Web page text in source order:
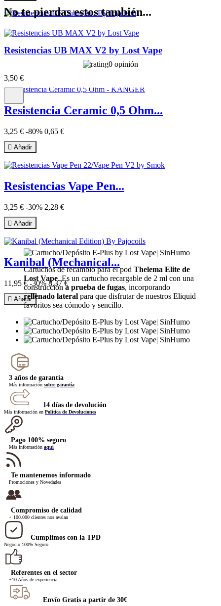
Resistencias BF Cubis/Aio...
2,30 € -30% 1,61 €
Resistencia Ceramic 0,5 Ohm...
3,25 € -80% 0,65 €
 Añadir
Resistencias Vape Pen...
3,25 € -30% 2,28 €
 Añadir
Kanibal (Mechanical...
11,95 € -30% 8,37 €
 Añadir
No te pierdas estos también...
Resistencias UB MAX V2 by Lost Vape
0 opinión
3,50 €
Cartuchos de recambio para el pod Thelema Elite de
Lost Vape. Es un cartucho recargable de 2 ml con una
construccióna prueba de fugas, incorporando
rellenado lateral para que disfrutar de nuestros Eliquid
favoritos sea cómodo y sencillo.
3 años de garantía
Más información sobre garantía
14 días de devolución
Más información en Política de Devoluciones
Pago 100% seguro
Más información aquí
Te mantenemos informado
Promociones y Novedades
Compromiso de calidad
+ 100.000 clientes nos avalan
Cumplimos con la TPD
Negocio 100% Seguro
Referentes en el sector
+10 Años de experiencia
Envío Gratis a partir de 30€